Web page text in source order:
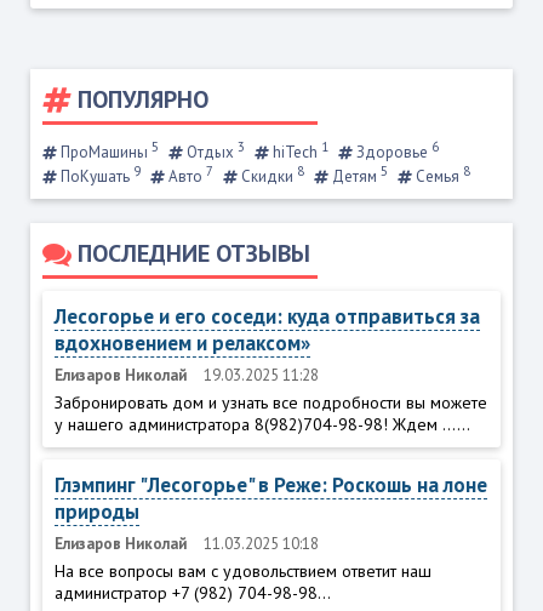
ПОПУЛЯРНО
ПроМашины 5 Отдых 3 hiTech 1 Здоровье 6
ПоКушать 9 Авто 7 Скидки 8 Детям 5 Семья 8
ПОСЛЕДНИЕ ОТЗЫВЫ
Лесогорье и его соседи: куда отправиться за
вдохновением и релаксом»
Елизаров Николай 19.03.2025 11:28
Забронировать дом и узнать все подробности вы можете
у нашего администратора 8(982)704-98-98! Ждем ......
Глэмпинг "Лесогорье" в Реже: Роскошь на лоне
природы
Елизаров Николай 11.03.2025 10:18
На все вопросы вам с удовольствием ответит наш
администратор +7 (982) 704-98-98...